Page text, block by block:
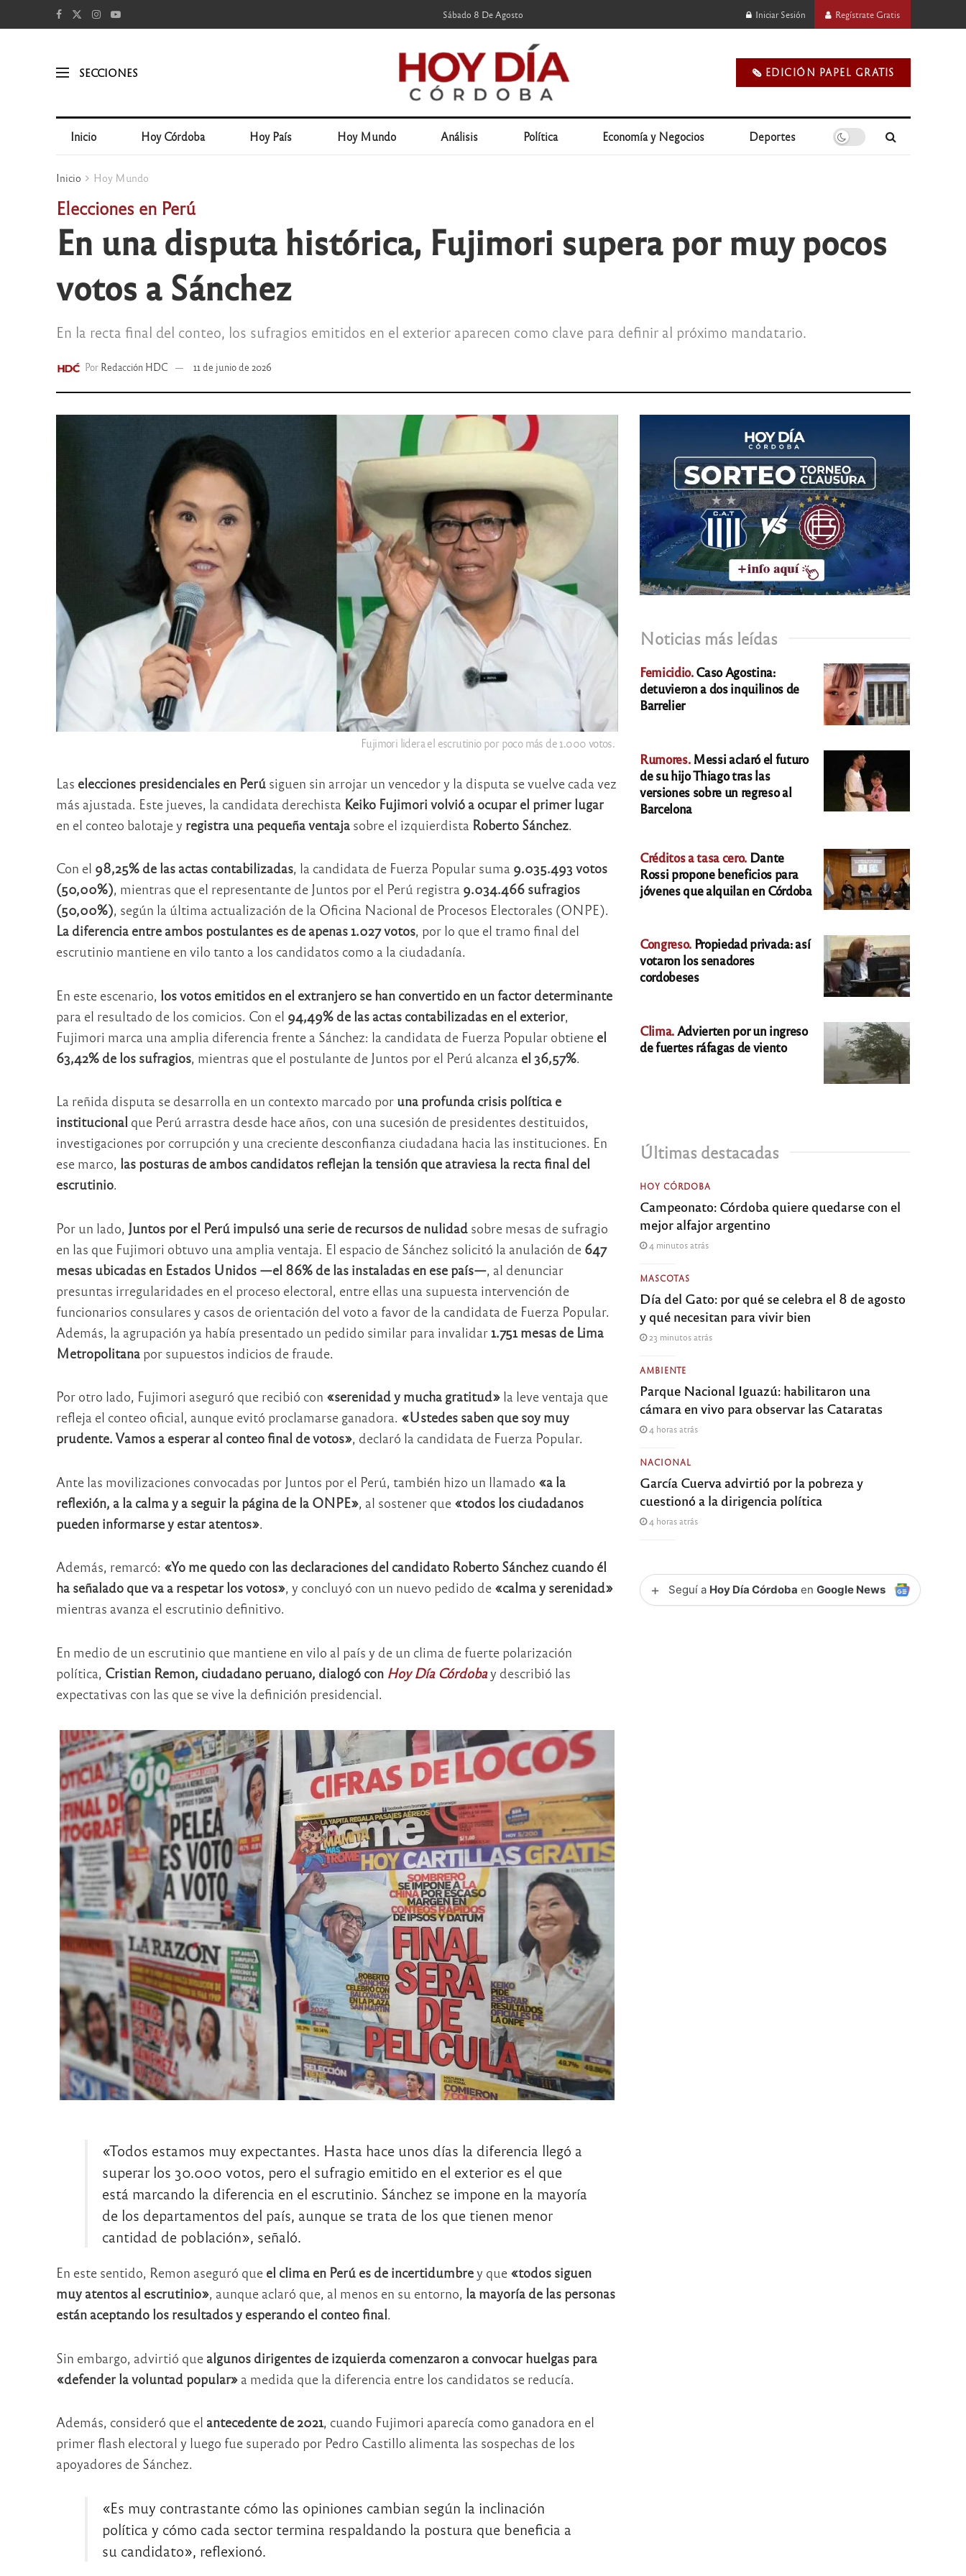
Sábado 8 De Agosto Iniciar Sesión Regístrate Gratis
SECCIONES 🗞️ EDICIÓN PAPEL GRATIS
Inicio Hoy Córdoba Hoy País Hoy Mundo Análisis Política Economía y Negocios Deportes
Inicio Hoy Mundo
Elecciones en Perú
En una disputa histórica, Fujimori supera por muy pocos
votos a Sánchez
En la recta final del conteo, los sufragios emitidos en el exterior aparecen como clave para definir al próximo mandatario.
Por Redacción HDC 11 de junio de 2026
Fujimori lidera el escrutinio por poco más de 1.000 votos.
Las elecciones presidenciales en Perúsiguen sin arrojar un vencedor y la disputa se vuelve cada vez
más ajustada. Este jueves, la candidata derechista Keiko Fujimori volvió a ocupar el primer lugar
en el conteo balotaje y registra una pequeña ventajasobre el izquierdista Roberto Sánchez.
Con el 98,25% de las actas contabilizadas, la candidata de Fuerza Popular suma 9.035.493 votos
(50,00%), mientras que el representante de Juntos por el Perú registra 9.034.466 sufragios
(50,00%), según la última actualización de la Oficina Nacional de Procesos Electorales (ONPE).
La diferencia entre ambos postulantes es de apenas 1.027 votos, por lo que el tramo final del
escrutinio mantiene en vilo tanto a los candidatos como a la ciudadanía.
En este escenario, los votos emitidos en el extranjero se han convertido en un factor determinante
para el resultado de los comicios. Con el 94,49% de las actas contabilizadas en el exterior,
Fujimori marca una amplia diferencia frente a Sánchez: la candidata de Fuerza Popular obtiene el
63,42% de los sufragios, mientras que el postulante de Juntos por el Perú alcanza el 36,57%.
La reñida disputa se desarrolla en un contexto marcado por una profunda crisis política e
institucional que Perú arrastra desde hace años, con una sucesión de presidentes destituidos,
investigaciones por corrupción y una creciente desconfianza ciudadana hacia las instituciones. En
ese marco, las posturas de ambos candidatos reflejan la tensión que atraviesa la recta final del
escrutinio.
Por un lado, Juntos por el Perú impulsó una serie de recursos de nulidadsobre mesas de sufragio
en las que Fujimori obtuvo una amplia ventaja. El espacio de Sánchez solicitó la anulación de 647
mesas ubicadas en Estados Unidos —el 86% de las instaladas en ese país—, al denunciar
presuntas irregularidades en el proceso electoral, entre ellas una supuesta intervención de
funcionarios consulares y casos de orientación del voto a favor de la candidata de Fuerza Popular.
Además, la agrupación ya había presentado un pedido similar para invalidar 1.751 mesas de Lima
Metropolitanapor supuestos indicios de fraude.
Por otro lado, Fujimori aseguró que recibió con «serenidad y mucha gratitud»la leve ventaja que
refleja el conteo oficial, aunque evitó proclamarse ganadora. «Ustedes saben que soy muy
prudente. Vamos a esperar al conteo final de votos», declaró la candidata de Fuerza Popular.
Ante las movilizaciones convocadas por Juntos por el Perú, también hizo un llamado «a la
reflexión, a la calma y a seguir la página de la ONPE», al sostener que «todos los ciudadanos
pueden informarse y estar atentos».
Además, remarcó: «Yo me quedo con las declaraciones del candidato Roberto Sánchez cuando él
ha señalado que va a respetar los votos», y concluyó con un nuevo pedido de «calma y serenidad»
mientras avanza el escrutinio definitivo.
En medio de un escrutinio que mantiene en vilo al país y de un clima de fuerte polarización
política, Cristian Remon, ciudadano peruano, dialogó con Hoy Día Córdobay describió las
expectativas con las que se vive la definición presidencial.
«Todos estamos muy expectantes. Hasta hace unos días la diferencia llegó a
superar los 30.000 votos, pero el sufragio emitido en el exterior es el que
está marcando la diferencia en el escrutinio. Sánchez se impone en la mayoría
de los departamentos del país, aunque se trata de los que tienen menor
cantidad de población», señaló.
En este sentido, Remon aseguró que el clima en Perú es de incertidumbrey que «todos siguen
muy atentos al escrutinio», aunque aclaró que, al menos en su entorno, la mayoría de las personas
están aceptando los resultados y esperando el conteo final.
Sin embargo, advirtió que algunos dirigentes de izquierda comenzaron a convocar huelgas para
«defender la voluntad popular»a medida que la diferencia entre los candidatos se reducía.
Además, consideró que el antecedente de 2021, cuando Fujimori aparecía como ganadora en el
primer flash electoral y luego fue superado por Pedro Castillo alimenta las sospechas de los
apoyadores de Sánchez.
«Es muy contrastante cómo las opiniones cambian según la inclinación
política y cómo cada sector termina respaldando la postura que beneficia a
su candidato», reflexionó.
Noticias más leídas
Femicidio.Caso Agostina:
detuvieron a dos inquilinos de
Barrelier
Rumores.Messi aclaró el futuro
de su hijo Thiago tras las
versiones sobre un regreso al
Barcelona
Créditos a tasa cero. Dante
Rossi propone beneficios para
jóvenes que alquilan en Córdoba
Congreso. Propiedad privada: así
votaron los senadores
cordobeses
Clima.Advierten por un ingreso
de fuertes ráfagas de viento
Últimas destacadas
HOY CÓRDOBA
Campeonato: Córdoba quiere quedarse con el
mejor alfajor argentino
4 minutos atrás
MASCOTAS
Día del Gato: por qué se celebra el 8 de agosto
y qué necesitan para vivir bien
23 minutos atrás
AMBIENTE
Parque Nacional Iguazú: habilitaron una
cámara en vivo para observar las Cataratas
4 horas atrás
NACIONAL
García Cuerva advirtió por la pobreza y
cuestionó a la dirigencia política
4 horas atrás
+ Seguí a Hoy Día Córdoba enGoogle News